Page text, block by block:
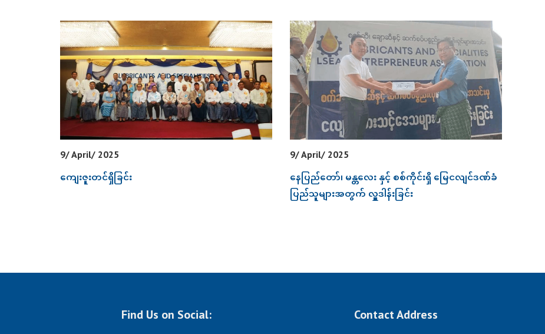
9/ April/ 2025
ကျေးဇူးတင်ရှိခြင်း
9/ April/ 2025
နေပြည်တော်၊ မန္တလေး နှင့် စစ်ကိုင်းရှိ မြေငလျင်ဒဏ်ခံ
ပြည်သူများအတွက် လှူဒါန်းခြင်း
Find Us on Social: Contact Address